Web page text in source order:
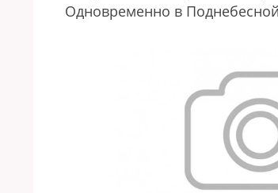
Одновременно в